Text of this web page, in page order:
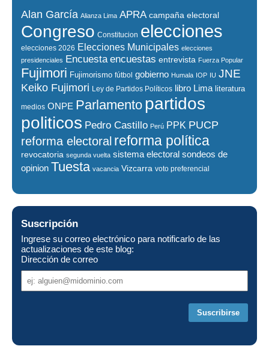
Alan García Alianza Lima APRA campaña electoral
Congreso Constitucion elecciones
elecciones 2026 Elecciones Municipales elecciones
presidenciales
Encuesta encuestas entrevista Fuerza Popular
Fujimori Fujimorismo fútbol gobierno Humala IOP IU JNE
Keiko Fujimori Ley de Partidos Políticos libro Lima literatura
medios ONPE Parlamento partidos
politicos Pedro Castillo Perú PPK PUCP
reforma electoral reforma política
revocatoria segunda vuelta sistema electoral sondeos de
opinion Tuesta vacancia Vizcarra voto preferencial
Suscripción
Ingrese su correo electrónico para notificarlo de las
actualizaciones de este blog:
Dirección de correo
de